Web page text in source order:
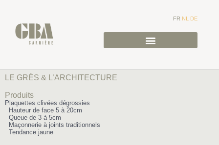
FR NL DE
LE GRÈS & L’ARCHITECTURE
Produits
Plaquettes clivées dégrossies
Hauteur de face 5 à 20cm
Queue de 3 à 5cm
Maçonnerie à joints traditionnels
Tendance jaune